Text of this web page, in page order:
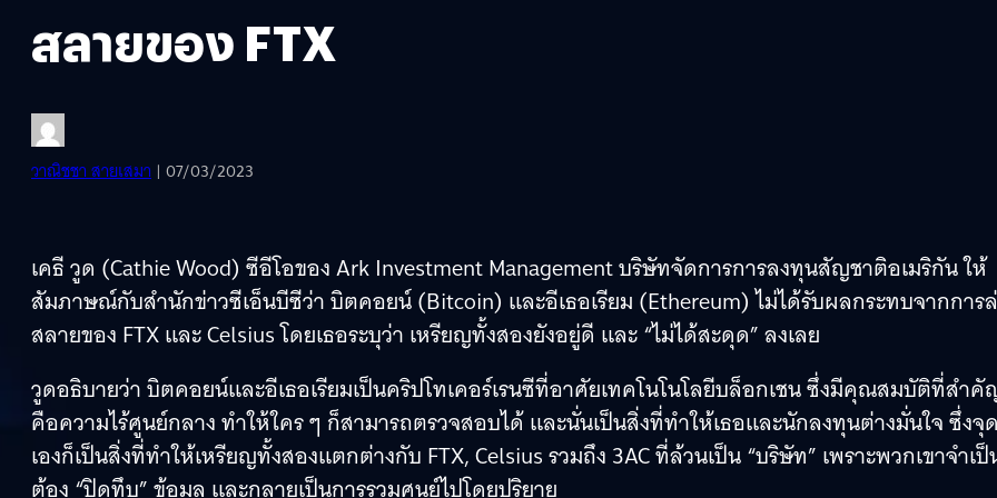
สลายของ FTX
วาณิชชา สายเสมา | 07/03/2023
เคธี วูด (Cathie Wood) ซีอีโอของ Ark Investment Management บริษัทจัดการการลงทุนสัญชาติอเมริกัน ให้
สัมภาษณ์กับสำนักข่าวซีเอ็นบีซีว่า บิตคอยน์ (Bitcoin) และอีเธอเรียม (Ethereum) ไม่ได้รับผลกระทบจากการ
สลายของ FTX และ Celsius โดยเธอระบุว่า เหรียญทั้งสองยังอยู่ดี และ “ไม่ได้สะดุด” ลงเลย
วูดอธิบายว่า บิตคอยน์และอีเธอเรียมเป็นคริปโทเคอร์เรนซีที่อาศัยเทคโนโนโลยีบล็อกเชน ซึ่งมีคุณสมบัติที่สำ
คือความไร้ศูนย์กลาง ทำให้ใคร ๆ ก็สามารถตรวจสอบได้ และนั่นเป็นสิ่งที่ทำให้เธอและนักลงทุนต่างมั่นใจ ซึ่งจุ
เองก็เป็นสิ่งที่ทำให้เหรียญทั้งสองแตกต่างกับ FTX, Celsius รวมถึง 3AC ที่ล้วนเป็น “บริษัท” เพราะพวกเขาจำเ
ต้อง “ปิดทึบ” ข้อมูล และกลายเป็นการรวมศูนย์ไปโดยปริยาย